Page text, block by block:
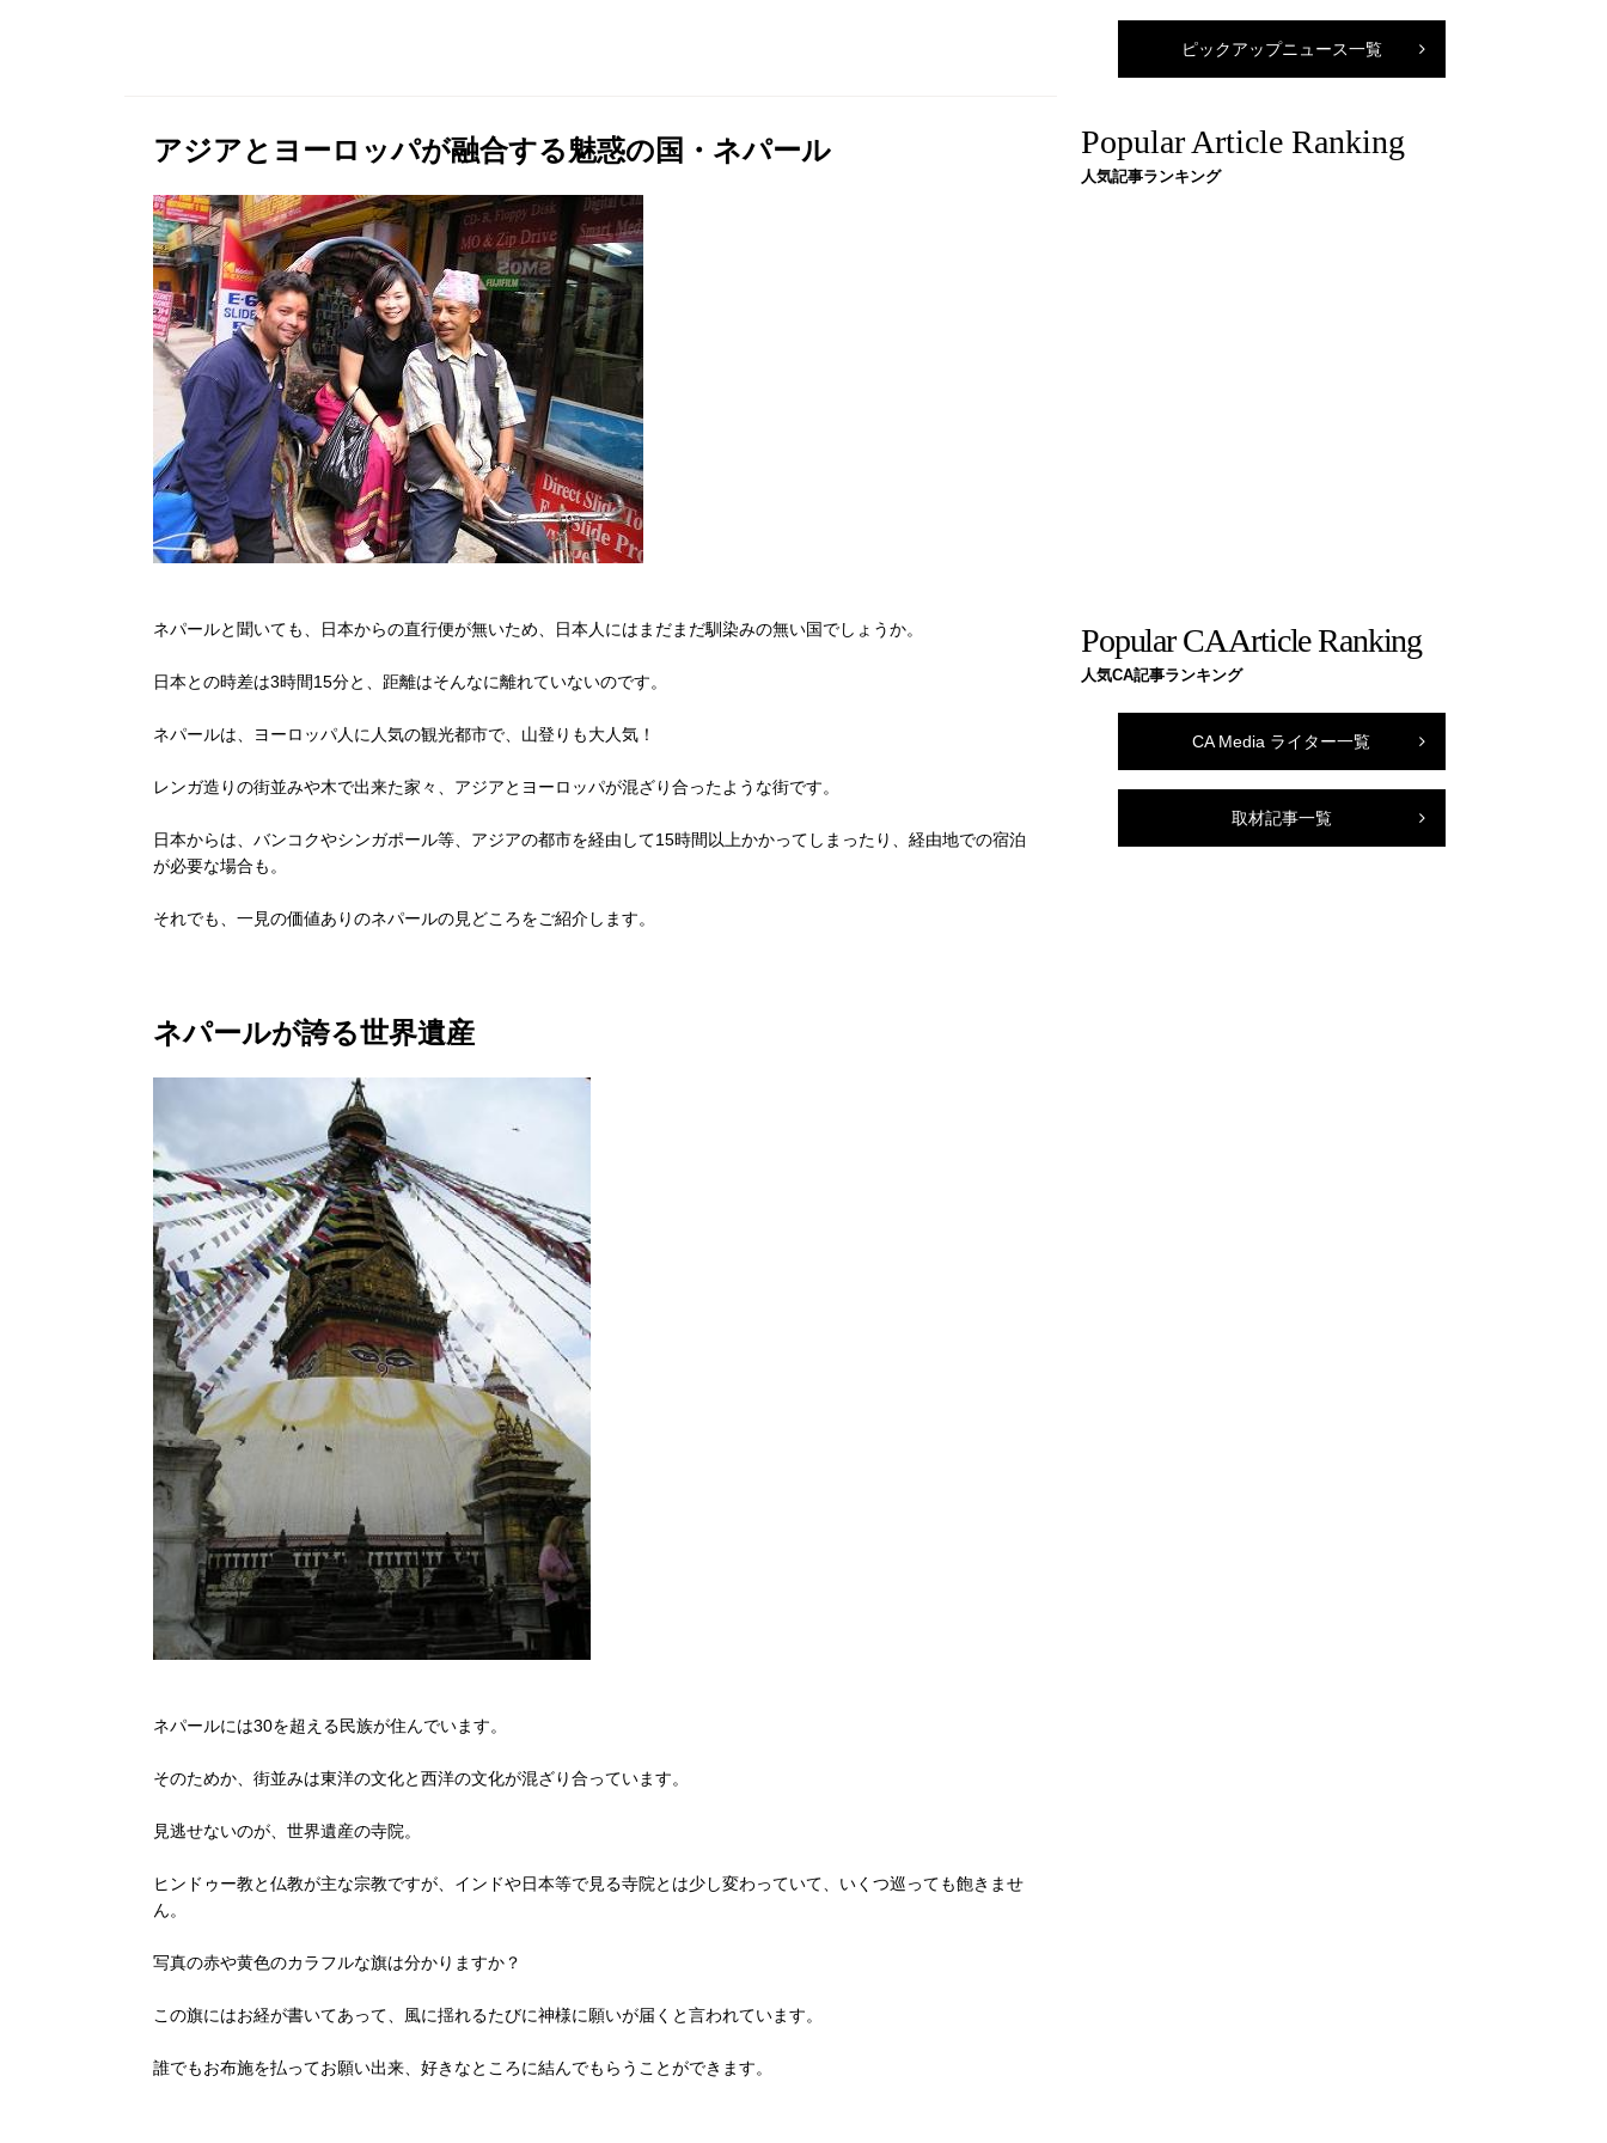
アジアとヨーロッパが融合する魅惑の国・ネパール
ネパールと聞いても、日本からの直行便が無いため、日本人にはまだまだ馴染みの無い国でしょうか。
日本との時差は3時間15分と、距離はそんなに離れていないのです。
ネパールは、ヨーロッパ人に人気の観光都市で、山登りも大人気！
レンガ造りの街並みや木で出来た家々、アジアとヨーロッパが混ざり合ったような街です。
日本からは、バンコクやシンガポール等、アジアの都市を経由して15時間以上かかってしまったり、経由地での宿泊
が必要な場合も。
それでも、一見の価値ありのネパールの見どころをご紹介します。
ネパールが誇る世界遺産
ネパールには30を超える民族が住んでいます。
そのためか、街並みは東洋の文化と西洋の文化が混ざり合っています。
見逃せないのが、世界遺産の寺院。
ヒンドゥー教と仏教が主な宗教ですが、インドや日本等で見る寺院とは少し変わっていて、いくつ巡っても飽きませ
ん。
写真の赤や黄色のカラフルな旗は分かりますか？
この旗にはお経が書いてあって、風に揺れるたびに神様に願いが届くと言われています。
誰でもお布施を払ってお願い出来、好きなところに結んでもらうことができます。
ピックアップニュース一覧
Popular Article Ranking
人気記事ランキング
Popular CA Article Ranking
人気CA記事ランキング
CA Media ライター一覧
取材記事一覧